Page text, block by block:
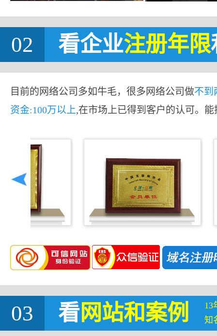
02 看企业注册年限
目前的网络公司多如牛毛，很多网络公司做不到
资金:100万以上,在市场上已得到客户的认可。
03 看网站和案例
13
知